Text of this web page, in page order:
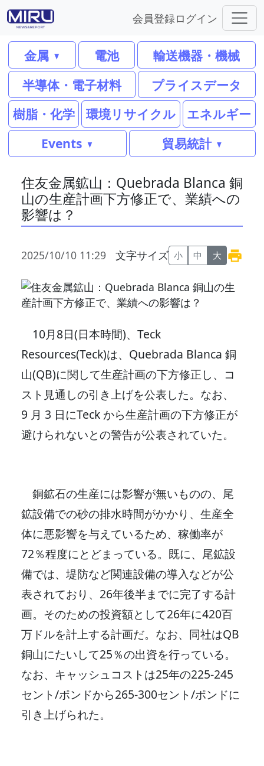
会員登録ログイン
金属 電池
輸送機器・機械
半導体・電子材料
プライスデータ
樹脂・化学
環境リサイクル
エネルギー
Events
貿易統計
住友金属鉱山：Quebrada Blanca 銅
山の生産計画下方修正で、業績への
影響は？
2025/10/10 11:29 文字サイズ 小 中 大
10月8日(日本時間)、Teck
Resources(Teck)は、Quebrada Blanca 銅
山(QB)に関して生産計画の下方修正し、コ
スト見通しの引き上げを公表した。なお、
9 月 3 日にTeck から生産計画の下方修正が
避けられないとの警告が公表されていた。
銅鉱石の生産には影響が無いものの、尾
鉱設備での砂の排水時間がかかり、生産全
体に悪影響を与えているため、稼働率が
72％程度にとどまっている。既に、尾鉱設
備では、堤防など関連設備の導入などが公
表されており、26年後半までに完了する計
画。そのための投資額として26年に420百
万ドルを計上する計画だ。なお、同社はQB
銅山にたいして25％の出資を行っている。
なお、キャッシュコストは25年の225-245
セント/ポンドから265-300セント/ポンドに
引き上げられた。